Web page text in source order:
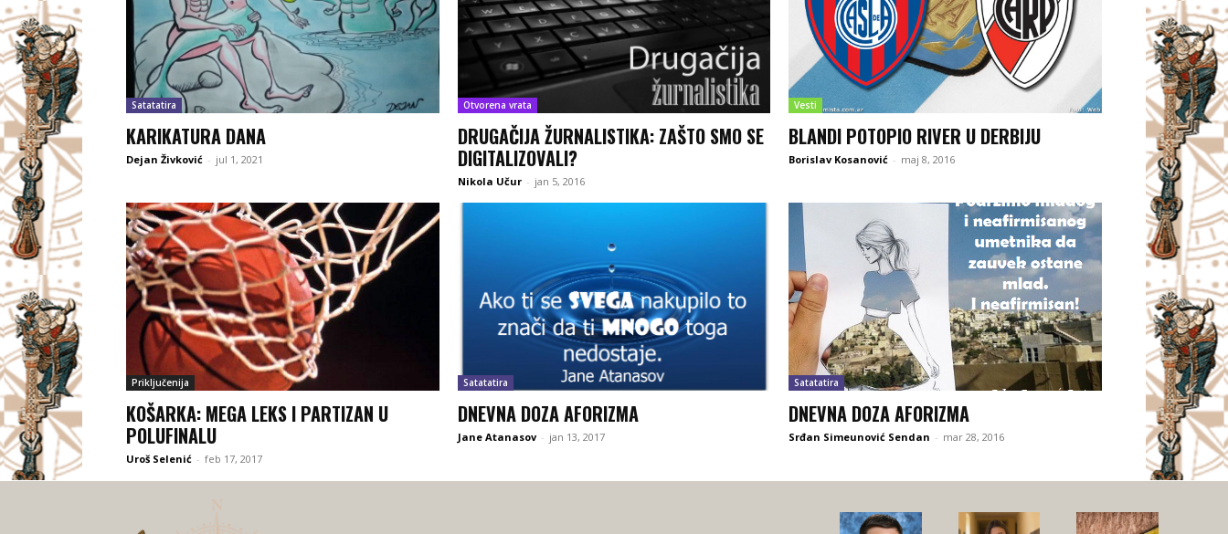
Satatatira
KARIKATURA DANA
Dejan Živković - jul 1, 2021
Otvorena vrata
DRUGAČIJA ŽURNALISTIKA: ZAŠTO SMO SE
DIGITALIZOVALI?
Nikola Učur - jan 5, 2016
Vesti
BLANDI POTOPIO RIVER U DERBIJU
Borislav Kosanović - maj 8, 2016
Priključenija
KOŠARKA: MEGA LEKS I PARTIZAN U
POLUFINALU
Uroš Selenić - feb 17, 2017
Satatatira
DNEVNA DOZA AFORIZMA
Jane Atanasov - jan 13, 2017
Satatatira
DNEVNA DOZA AFORIZMA
Srđan Simeunović Sendan - mar 28, 2016